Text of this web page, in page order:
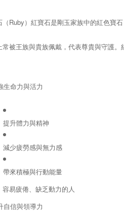
Ruby） 紅寶石是剛玉家族中的紅色寶
常被王族與貴族佩戴，代表尊貴與守護。
生命力與活力
提升體力與精神
減少疲勞感與無力感
帶來積極與行動能量
容易疲倦、缺乏動力的人
自信與領導力